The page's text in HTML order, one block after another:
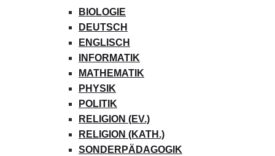
BIOLOGIE
DEUTSCH
ENGLISCH
INFORMATIK
MATHEMATIK
PHYSIK
POLITIK
RELIGION (EV.)
RELIGION (KATH.)
SONDERPÄDAGOGIK